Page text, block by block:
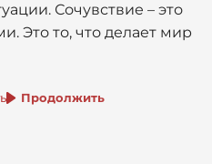
Сочувствие – это
Это то, что делает мир
Продолжить